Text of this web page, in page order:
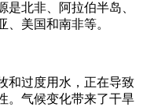
北非、阿拉伯半岛、
美国和南非等。
和过度用水，正在导致
。气候变化带来了干旱